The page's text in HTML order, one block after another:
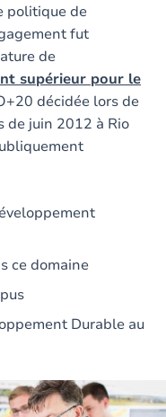
politique de
fut
de
supérieur pour le
décidée lors de
de juin 2012 à Rio
ce domaine
Durable au